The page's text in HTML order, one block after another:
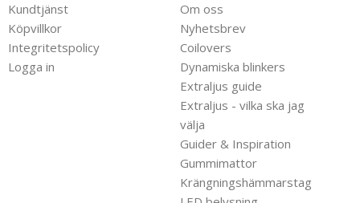
Kundtjänst
Köpvillkor
Integritetspolicy
Logga in
Om oss
Nyhetsbrev
Coilovers
Dynamiska blinkers
Extraljus guide
Extraljus - vilka ska jag
välja
Guider & Inspiration
Gummimattor
Krängningshämmarstag